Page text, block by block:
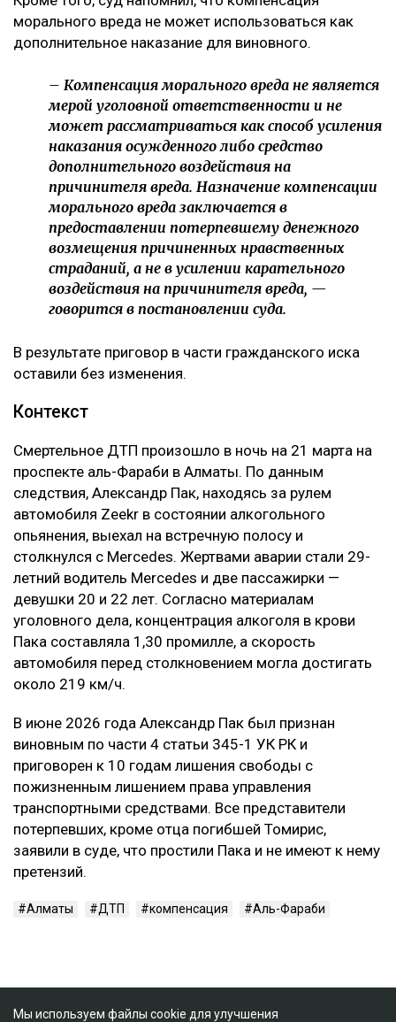
морального вреда не может использоваться как
дополнительное наказание для виновного.
– Компенсация морального вреда не является
мерой уголовной ответственности и не
может рассматриваться как способ усиления
наказания осужденного либо средство
дополнительного воздействия на
причинителя вреда. Назначение компенсации
морального вреда заключается в
предоставлении потерпевшему денежного
возмещения причиненных нравственных
страданий, а не в усилении карательного
воздействия на причинителя вреда, —
говорится в постановлении суда.
В результате приговор в части гражданского иска
оставили без изменения.
Контекст
Смертельное ДТП произошло в ночь на 21 марта на
проспекте аль-Фараби в Алматы. По данным
следствия, Александр Пак, находясь за рулем
автомобиля Zeekr в состоянии алкогольного
опьянения, выехал на встречную полосу и
столкнулся с Mercedes. Жертвами аварии стали 29-
летний водитель Mercedes и две пассажирки —
девушки 20 и 22 лет. Согласно материалам
уголовного дела, концентрация алкоголя в крови
Пака составляла 1,30 промилле, а скорость
автомобиля перед столкновением могла достигать
около 219 км/ч.
В июне 2026 года Александр Пак был признан
виновным по части 4 статьи 345-1 УК РК и
приговорен к 10 годам лишения свободы с
пожизненным лишением права управления
транспортными средствами. Все представители
потерпевших, кроме отца погибшей Томирис,
заявили в суде, что простили Пака и не имеют к нему
претензий.
Алматы ДТП компенсация Аль-Фараби
Мы используем файлы cookie для улучшения